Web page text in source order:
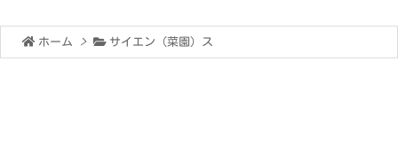
ホーム > サイエン（菜園）ス